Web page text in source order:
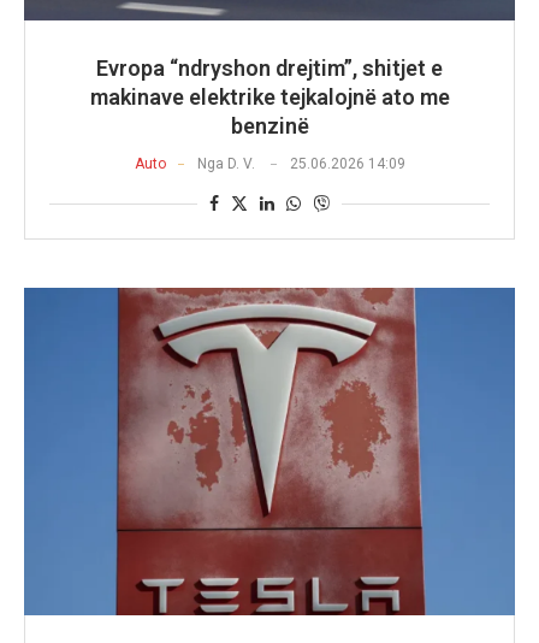
Evropa “ndryshon drejtim”, shitjet e
makinave elektrike tejkalojnë ato me
benzinë
Auto Nga D. V. 25.06.2026 14:09